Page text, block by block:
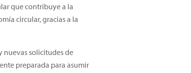
que contribuye a la
circular, gracias a la
nuevas solicitudes de
preparada para asumir